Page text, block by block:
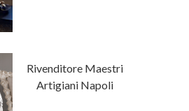
Rivenditore Maestri
Artigiani Napoli